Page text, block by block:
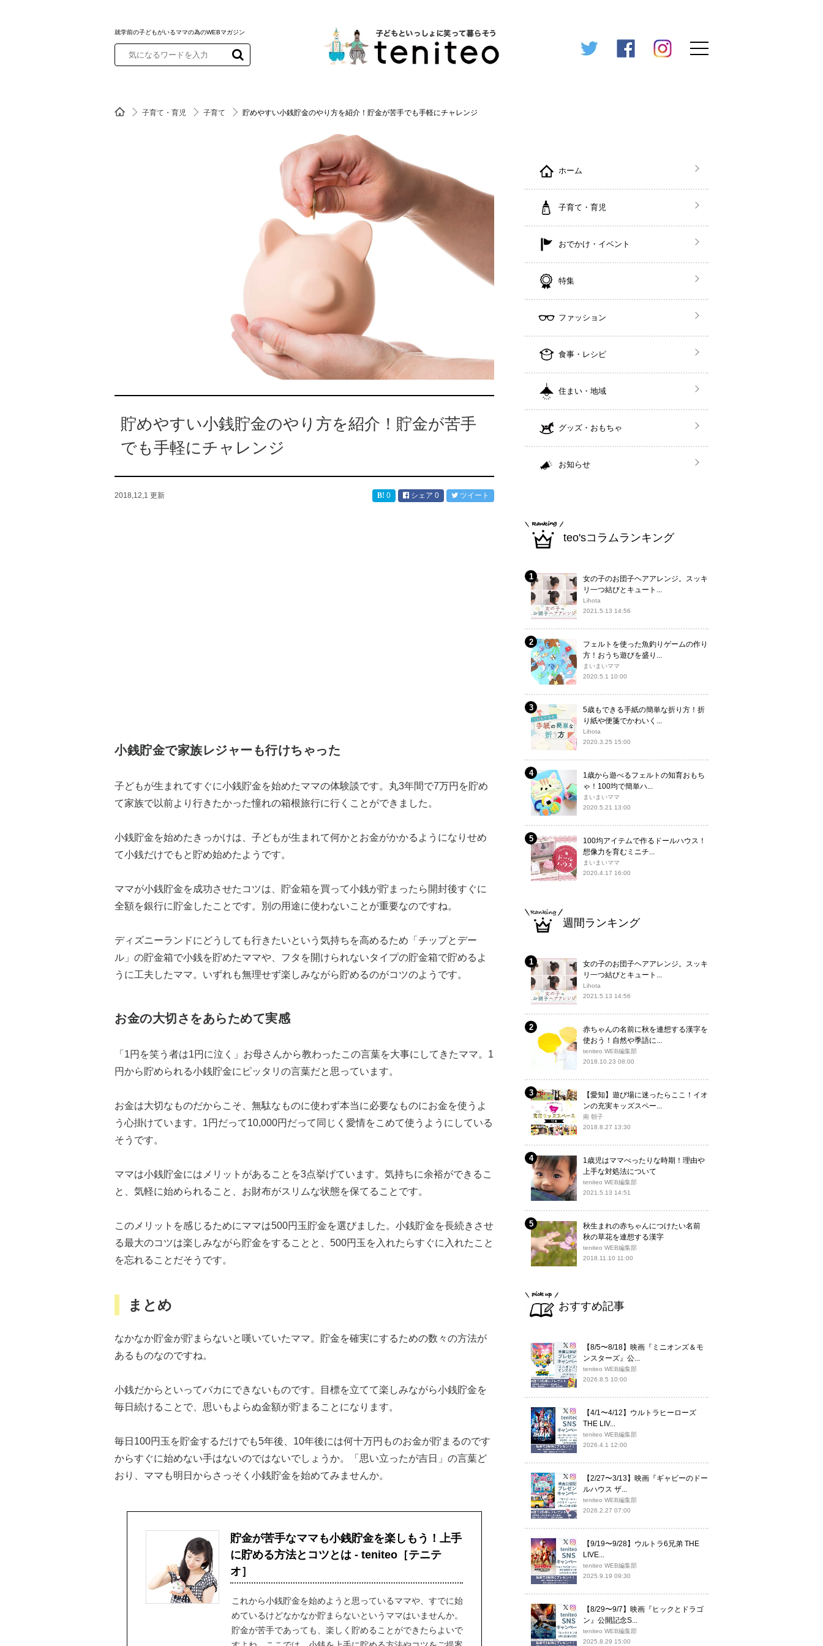
就学前の子どもがいるママの為のWEBマガジン
子育て・育児 子育て 貯めやすい小銭貯金のやり方を紹介！貯金が苦手でも手軽にチャレンジ
貯めやすい小銭貯金のやり方を紹介！貯金が苦手
でも手軽にチャレンジ
2018,12,1 更新 0 シェア 0 ツイート
小銭貯金で家族レジャーも行けちゃった
子どもが生まれてすぐに小銭貯金を始めたママの体験談です。丸3年間で7万円を貯め
て家族で以前より行きたかった憧れの箱根旅行に行くことができました。
小銭貯金を始めたきっかけは、子どもが生まれて何かとお金がかかるようになりせめ
て小銭だけでもと貯め始めたようです。
ママが小銭貯金を成功させたコツは、貯金箱を買って小銭が貯まったら開封後すぐに
全額を銀行に貯金したことです。別の用途に使わないことが重要なのですね。
ディズニーランドにどうしても行きたいという気持ちを高めるため「チップとデー
ル」の貯金箱で小銭を貯めたママや、フタを開けられないタイプの貯金箱で貯めるよ
うに工夫したママ。いずれも無理せず楽しみながら貯めるのがコツのようです。
お金の大切さをあらためて実感
「1円を笑う者は1円に泣く」お母さんから教わったこの言葉を大事にしてきたママ。1
円から貯められる小銭貯金にピッタリの言葉だと思っています。
お金は大切なものだからこそ、無駄なものに使わず本当に必要なものにお金を使うよ
う心掛けています。1円だって10,000円だって同じく愛情をこめて使うようにしている
そうです。
ママは小銭貯金にはメリットがあることを3点挙げています。気持ちに余裕ができるこ
と、気軽に始められること、お財布がスリムな状態を保てることです。
このメリットを感じるためにママは500円玉貯金を選びました。小銭貯金を長続きさせ
る最大のコツは楽しみながら貯金をすることと、500円玉を入れたらすぐに入れたこと
を忘れることだそうです。
まとめ
なかなか貯金が貯まらないと嘆いていたママ。貯金を確実にするための数々の方法が
あるものなのですね。
小銭だからといってバカにできないものです。目標を立てて楽しみながら小銭貯金を
毎日続けることで、思いもよらぬ金額が貯まることになります。
毎日100円玉を貯金するだけでも5年後、10年後には何十万円ものお金が貯まるのです
からすぐに始めない手はないのではないでしょうか。「思い立ったが吉日」の言葉ど
おり、ママも明日からさっそく小銭貯金を始めてみませんか。
貯金が苦手なママも小銭貯金を楽しもう！上手
に貯める方法とコツとは - teniteo［テニテ
オ］
これから小銭貯金を始めようと思っているママや、すでに始
めているけどなかなか貯まらないというママはいませんか。
貯金が苦手であっても、楽しく貯めることができたらよいで
ホーム
子育て・育児
おでかけ・イベント
特集
ファッション
食事・レシピ
住まい・地域
グッズ・おもちゃ
お知らせ
teo'sコラムランキング
女の子のお団子ヘアアレンジ。スッキ
リ一つ結びとキュート...
Lihota
2021.5.13 14:56
フェルトを使った魚釣りゲームの作り
方！おうち遊びを盛り...
まいまいママ
2020.5.1 10:00
5歳もできる手紙の簡単な折り方！折
り紙や便箋でかわいく...
Lihota
2020.3.25 15:00
1歳から遊べるフェルトの知育おもち
ゃ！100均で簡単ハ...
まいまいママ
2020.5.21 13:00
100均アイテムで作るドールハウス！
想像力を育むミニチ...
まいまいママ
2020.4.17 16:00
週間ランキング
女の子のお団子ヘアアレンジ。スッキ
リ一つ結びとキュート...
Lihota
2021.5.13 14:56
赤ちゃんの名前に秋を連想する漢字を
使おう！自然や季語に...
teniteo WEB編集部
2018.10.23 08:00
【愛知】遊び場に迷ったらここ！イオ
ンの充実キッズスペー...
南 朝子
2018.8.27 13:30
1歳児はママべったりな時期！理由や
上手な対処法について
teniteo WEB編集部
2021.5.13 14:51
秋生まれの赤ちゃんにつけたい名前
秋の草花を連想する漢字
teniteo WEB編集部
2018.11.10 11:00
おすすめ記事
【8/5〜8/18】映画『ミニオンズ＆モ
ンスターズ』公...
teniteo WEB編集部
2026.8.5 10:00
【4/1〜4/12】ウルトラヒーローズ
THE LIV...
teniteo WEB編集部
2026.4.1 12:00
【2/27〜3/13】映画『ギャビーのドー
ルハウス ザ...
teniteo WEB編集部
2026.2.27 07:00
【9/19〜9/28】ウルトラ6兄弟 THE
LIVE...
teniteo WEB編集部
2025.9.19 09:30
【8/29〜9/7】映画『ヒックとドラゴ
ン』公開記念S...
teniteo WEB編集部
2025.8.29 15:00